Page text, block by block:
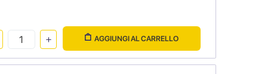
AGGIUNGI AL CARRELLO